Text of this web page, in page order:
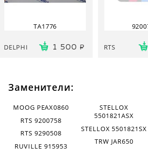
TA1776
DELPHI 1 500 RTS
Заменители:
MOOG PEAX0860
RTS 9200758
RTS 9290508
RUVILLE 915953
STELLOX
5501821ASX
STELLOX 5501821SX
TRW JAR650